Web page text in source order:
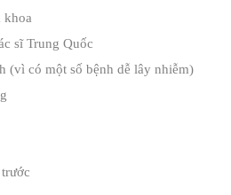
khoa
sĩ Trung Quốc
(vì có một số bệnh dễ lây nhiễm)